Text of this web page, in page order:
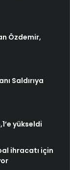
Özdemir,
Saldırıya
yükseldi
ihracatı için